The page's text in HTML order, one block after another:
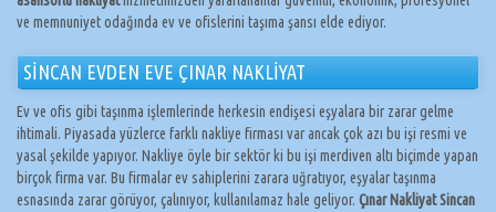
ve memnuniyet odağında ev ve ofislerini taşıma şansı elde ediyor.
SİNCAN EVDEN EVE ÇINAR NAKLİYAT
Ev ve ofis gibi taşınma işlemlerinde herkesin endişesi eşyalara bir zarar gelme
ihtimali. Piyasada yüzlerce farklı nakliye firması var ancak çok azı bu işi resmi ve
yasal şekilde yapıyor. Nakliye öyle bir sektör ki bu işi merdiven altı biçimde yapan
birçok firma var. Bu firmalar ev sahiplerini zarara uğratıyor, eşyalar taşınma
esnasında zarar görüyor, çalınıyor, kullanılamaz hale geliyor. Çınar Nakliyat Sincan